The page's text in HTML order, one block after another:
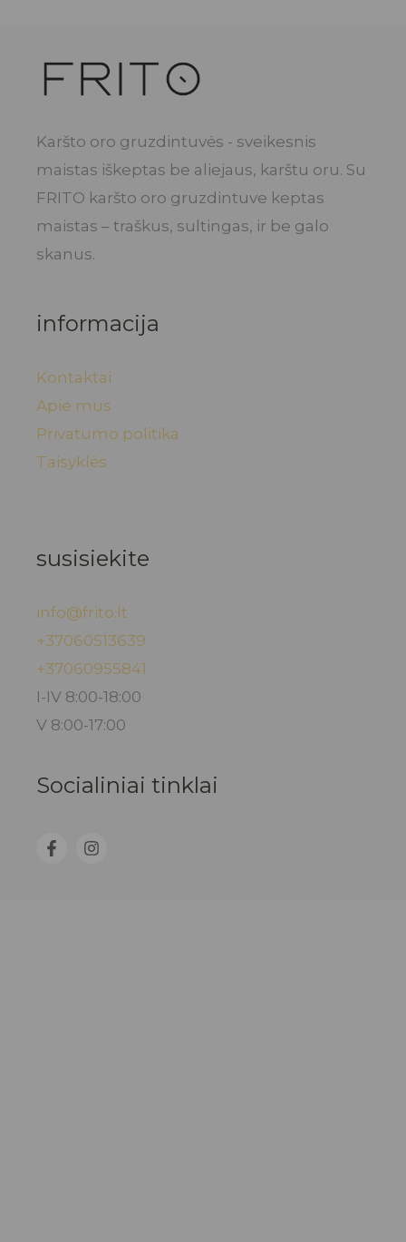
Karšto oro gruzdintuvės - sveikesnis
maistas iškeptas be aliejaus, karštu oru. Su
FRITO karšto oro gruzdintuve keptas
maistas – traškus, sultingas, ir be galo
skanus.
informacija
Kontaktai
Apie mus
Privatumo politika
Taisyklės
susisiekite
info@frito.lt
+37060513639
+37060955841
I-IV 8:00-18:00
V 8:00-17:00
Socialiniai tinklai